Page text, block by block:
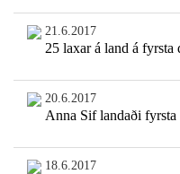
21.6.2017
25 laxar á land á
20.6.2017
Anna Sif landaði
18.6.2017